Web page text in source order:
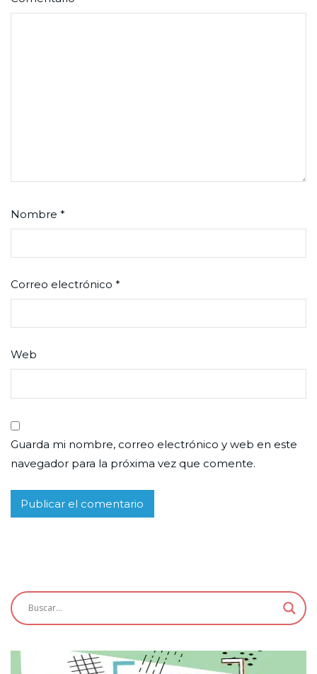
Nombre *
Correo electrónico *
Web
Guarda mi nombre, correo electrónico y web en este
navegador para la próxima vez que comente.